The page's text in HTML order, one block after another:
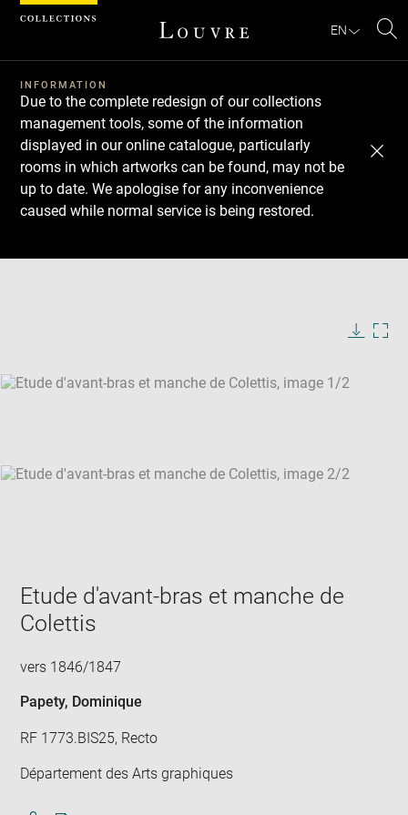
EN
INFORMATION
Due to the complete redesign of our collections
management tools, some of the information
displayed in our online catalogue, particularly
rooms in which artworks can be found, may not be
up to date. We apologise for any inconvenience
caused while normal service is being restored.
SKIP IMAGE CAROUSEL
Download
Next
Previous
Etude d'avant-bras et manche de
Colettis
vers 1846/1847
Papety, Dominique
RF 1773.BIS25, Recto
Département des Arts graphiques
Cookies management panel